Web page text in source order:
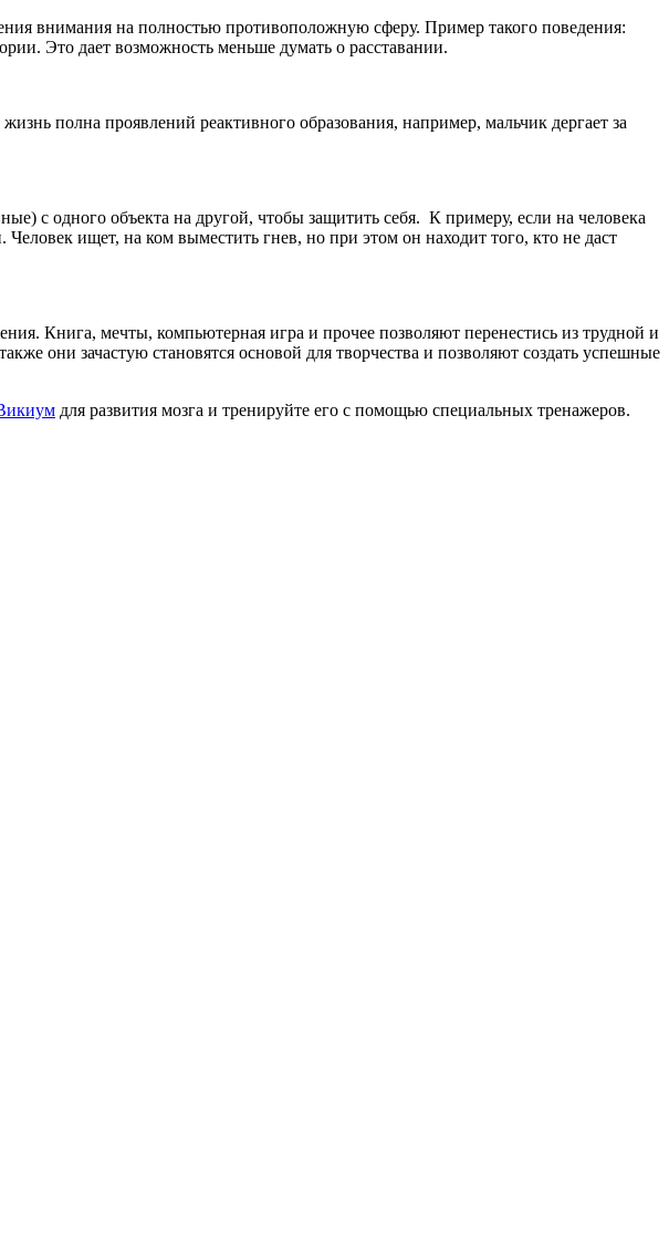
внимания на полностью противоположную сферу. Пример такого поведения:
Это дает возможность меньше думать о расставании.
полна проявлений реактивного образования, например, мальчик дергает за
с одного объекта на другой, чтобы защитить себя. К примеру, если на человека
ищет, на ком выместить гнев, но при этом он находит того, кто не даст
Книга, мечты, компьютерная игра и прочее позволяют перенестись из трудной и
они зачастую становятся основой для творчества и позволяют создать успешные
для развития мозга и тренируйте его с помощью специальных тренажеров.